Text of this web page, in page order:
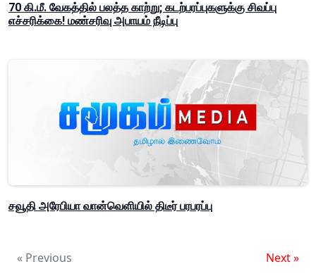
70 கி.மீ. வேகத்தில் பலத்த காற்று; கடற்பரப்புகளுக்கு சிவப்பு
எச்சரிக்கை! மண்சரிவு அபாயம் நீடிப்பு
சவூதி அரேபியா வான்வெளியில் திடீர் பரபரப்பு
« Previous Next »